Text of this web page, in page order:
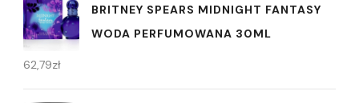
BRITNEY SPEARS MIDNIGHT FANTASY
WODA PERFUMOWANA 30ML
62,79zł